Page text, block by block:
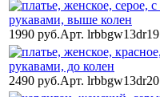
1990 руб.Арт. lrbbgw13dr19
2490 руб.Арт. lrbbgw13dr20